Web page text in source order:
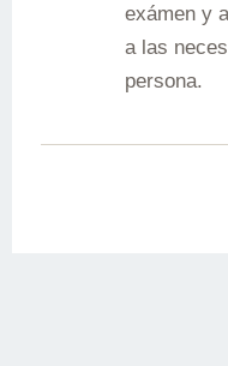
exámen y
a las
persona.